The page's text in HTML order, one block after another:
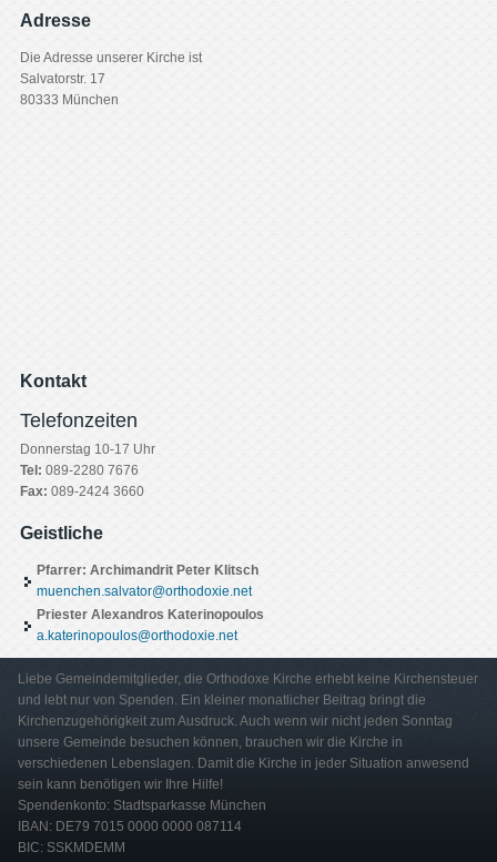
Adresse
Die Adresse unserer Kirche ist
Salvatorstr. 17
80333 München
Kontakt
Telefonzeiten
Donnerstag 10-17 Uhr
Tel: 089-2280 7676
Fax: 089-2424 3660
Geistliche
Pfarrer: Archimandrit Peter Klitsch
muenchen.salvator@orthodoxie.net
Priester Alexandros Katerinopoulos
a.katerinopoulos@orthodoxie.net
Liebe Gemeindemitglieder, die Orthodoxe Kirche erhebt keine Kirchensteuer
und lebt nur von Spenden. Ein kleiner monatlicher Beitrag bringt die
Kirchenzugehörigkeit zum Ausdruck. Auch wenn wir nicht jeden Sonntag
unsere Gemeinde besuchen können, brauchen wir die Kirche in
verschiedenen Lebenslagen. Damit die Kirche in jeder Situation anwesend
sein kann benötigen wir Ihre Hilfe!
Spendenkonto: Stadtsparkasse München
IBAN: DE79 7015 0000 0000 087114
BIC: SSKMDEMM